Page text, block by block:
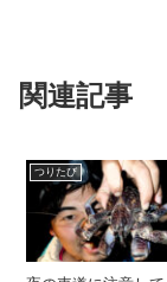
関連記事
つりたび